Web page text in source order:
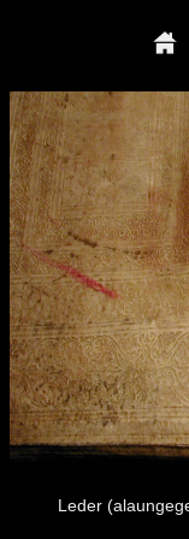
Leder